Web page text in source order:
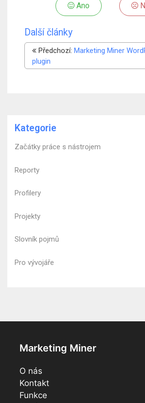
Ano
Další články
Předchozí: Marketing Miner
plugin
Kategorie
Začátky práce s nástrojem
Reporty
Profilery
Projekty
Slovník pojmů
Pro vývojáře
Marketing Miner
O nás
Kontakt
Funkce